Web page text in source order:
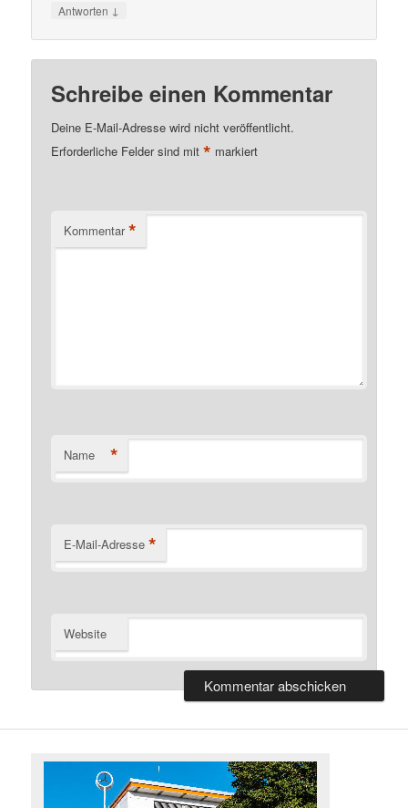
Antworten ↓
Schreibe einen Kommentar
Deine E-Mail-Adresse wird nicht veröffentlicht.
Erforderliche Felder sind mit* markiert
Kommentar *
Name *
E-Mail-Adresse *
Website